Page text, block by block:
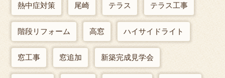
熱中症対策 尾崎 テラス テラス工事
階段リフォーム 高窓 ハイサイドライト
窓工事 窓追加 新築完成見学会